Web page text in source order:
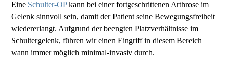
Eine Schulter-OPkann bei einer fortgeschrittenen Arthrose im
Gelenk sinnvoll sein, damit der Patient seine Bewegungsfreiheit
wiedererlangt. Aufgrund der beengten Platzverhältnisse im
Schultergelenk, führen wir einen Eingriff in diesem Bereich
wann immer möglich minimal-invasiv durch.